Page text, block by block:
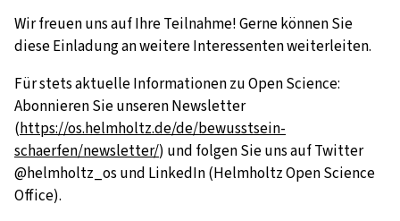
Wir freuen uns auf Ihre Teilnahme! Gerne können Sie
diese Einladung an weitere Interessenten weiterleiten.
Für stets aktuelle Informationen zu Open Science:
Abonnieren Sie unseren Newsletter
(https://os.helmholtz.de/de/bewusstsein-
schaerfen/newsletter/) und folgen Sie uns auf Twitter
@helmholtz_os und LinkedIn (Helmholtz Open Science
Office).